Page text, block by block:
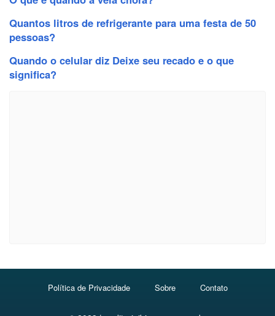
Quantos litros de refrigerante para uma festa de 50
pessoas?
Quando o celular diz Deixe seu recado e o que
significa?
Política de Privacidade Sobre Contato